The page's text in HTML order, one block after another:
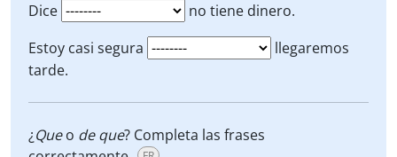
Dice
no tiene dinero.
Estoy casi segura
llegaremos
tarde.
¿Queo de que? Completa las frases